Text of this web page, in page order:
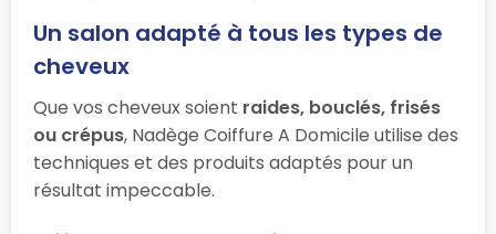
Un salon adapté à tous les types de
cheveux
Que vos cheveux soient raides, bouclés, frisés
ou crépus, Nadège Coiffure A Domicile utilise des
techniques et des produits adaptés pour un
résultat impeccable.